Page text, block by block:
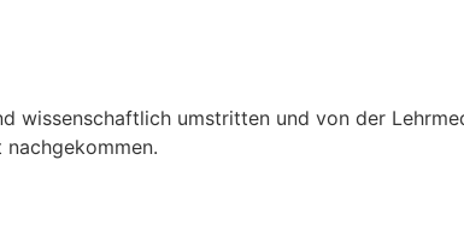
wissenschaftlich umstritten und von der